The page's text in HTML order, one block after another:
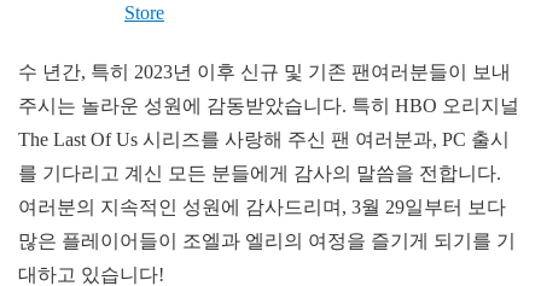
Store
수 년간, 특히 2023년 이후 신규 및 기존 팬여러분들이 보내
주시는 놀라운 성원에 감동받았습니다. 특히 HBO 오리지널
The Last Of Us 시리즈를 사랑해 주신 팬 여러분과, PC 출시
를 기다리고 계신 모든 분들에게 감사의 말씀을 전합니다.
여러분의 지속적인 성원에 감사드리며, 3월 29일부터 보다
많은 플레이어들이 조엘과 엘리의 여정을 즐기게 되기를 기
대하고 있습니다!